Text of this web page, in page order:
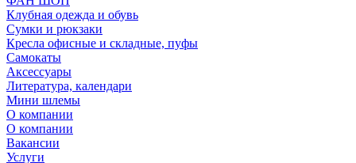
Клубная одежда и обувь
Сумки и рюкзаки
Кресла офисные и складные, пуфы
Самокаты
Аксессуары
Литература, календари
Мини шлемы
О компании
О компании
Вакансии
Услуги